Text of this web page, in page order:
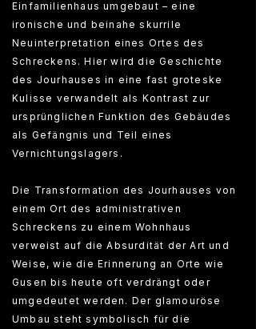
Einfamilienhaus umgebaut – eine
ironische und beinahe skurrile
Neuinterpretation eines Ortes des
Schreckens. Hier wird die Geschichte
des Jourhauses in eine fast groteske
Kulisse verwandelt als Kontrast zur
ursprünglichen Funktion des Gebäudes
als Gefängnis und Teil eines
Vernichtungslagers.
Die Transformation des Jourhauses von
einem Ort des administrativen
Schreckens zu einem Wohnhaus
verweist auf die Absurdität der Art und
Weise, wie die Erinnerung an Orte wie
Gusen bis heute oft verdrängt oder
umgedeutet werden. Der glamouröse
Umbau steht symbolisch für die